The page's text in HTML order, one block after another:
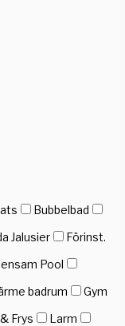
Bubbelbad
Jalusier
Förinst.
Pool
badrum
Gym
Frys
Larm